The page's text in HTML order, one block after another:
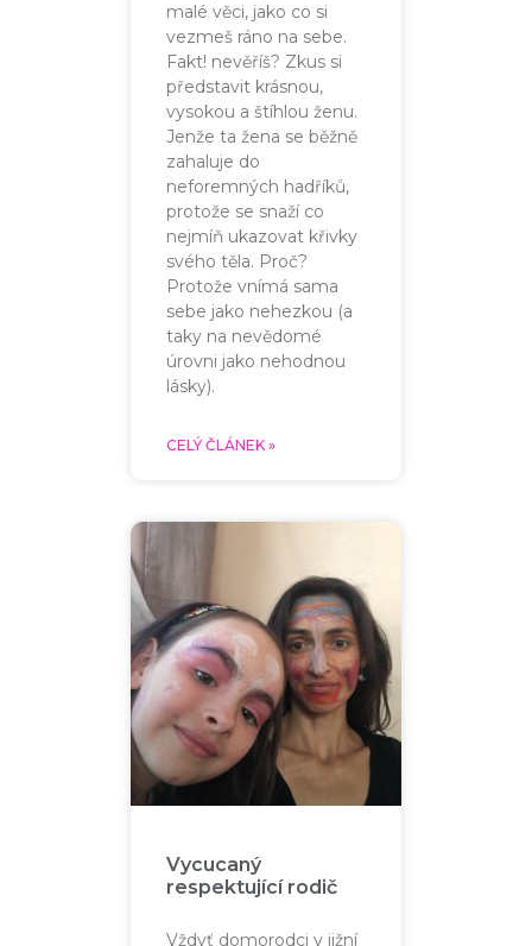
malé věci, jako co si
vezmeš ráno na sebe.
Fakt! nevěříš? Zkus si
představit krásnou,
vysokou a štíhlou ženu.
Jenže ta žena se běžně
zahaluje do
neforemných hadříků,
protože se snaží co
nejmíň ukazovat křivky
svého těla. Proč?
Protože vnímá sama
sebe jako nehezkou (a
taky na nevědomé
úrovni jako nehodnou
lásky).
CELÝ ČLÁNEK »
Vycucaný
respektující rodič
Vždyť domorodci v jižní